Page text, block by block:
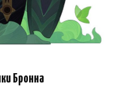
Бронна